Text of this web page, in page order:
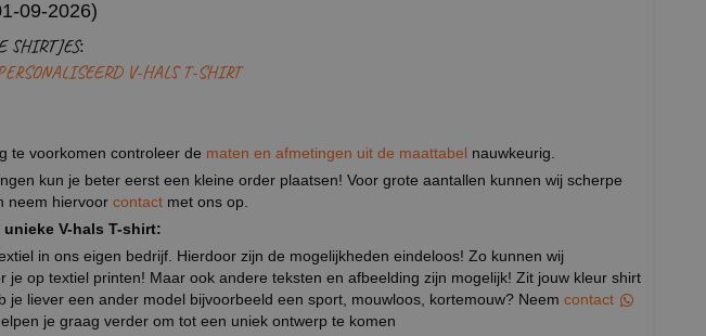
09-2026)
SHIRTJES:
V-HALS T-SHIRT
te voorkomen controleer de maten en afmetingen uit de maattabel nauwkeurig.
kun je beter eerst een kleine order plaatsen! Voor grote aantallen kunnen wij scherpe
neem hiervoor contact met ons op.
V-hals T-shirt:
in ons eigen bedrijf. Hierdoor zijn de mogelijkheden eindeloos! Zo kunnen wij
je op textiel printen! Maar ook andere teksten en afbeelding zijn mogelijk! Zit jouw kleur shirt
je liever een ander model bijvoorbeeld een sport, mouwloos, kortemouw? Neem contact
je graag verder om tot een uniek ontwerp te komen